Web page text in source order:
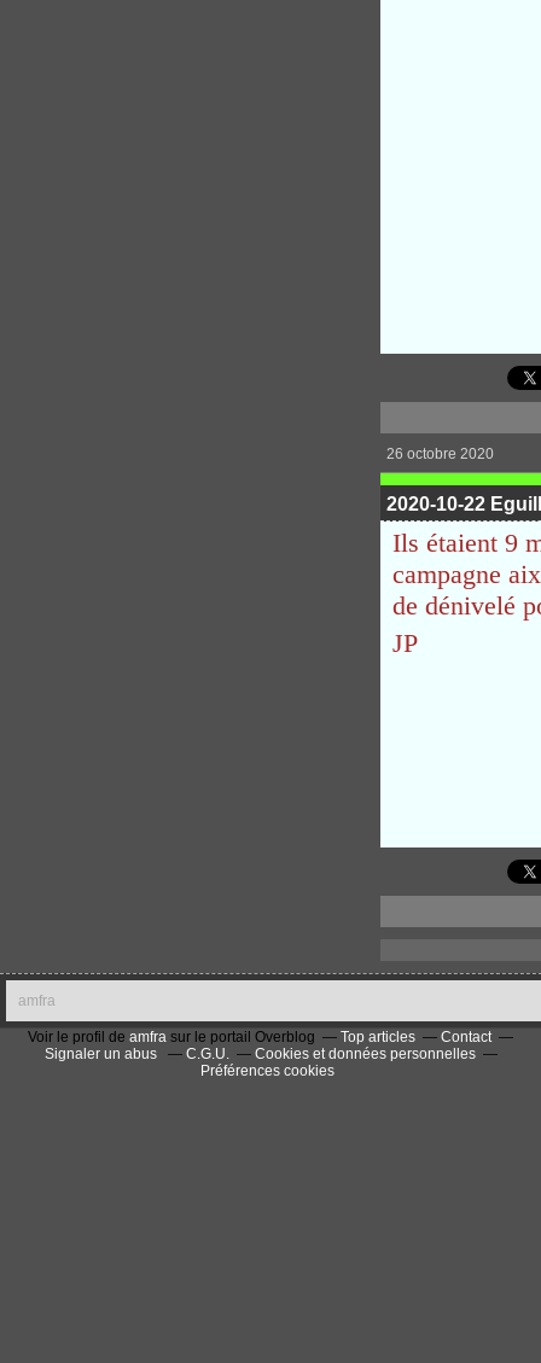
26 octobre 2020
2020-10-22
Ils étaient 9
campagne
de dénivelé
JP
amfra
Voir le profil de amfra sur le portail Overblog Top articles
Contact
Signaler un abus
C.G.U.
Cookies et données personnelles
Préférences cookies